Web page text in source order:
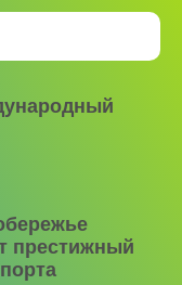
престижный